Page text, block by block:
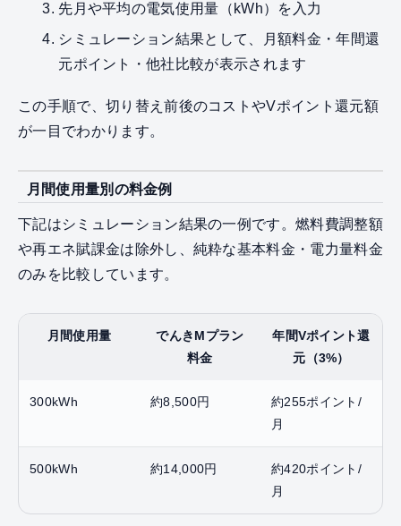
先月や平均の電気使用量（kWh）を入力
シミュレーション結果として、月額料金・年間還
元ポイント・他社比較が表示されます
この手順で、切り替え前後のコストやVポイント還元額
が一目でわかります。
月間使用量別の料金例
下記はシミュレーション結果の一例です。燃料費調整額
や再エネ賦課金は除外し、純粋な基本料金・電力量料金
のみを比較しています。
月間使用量
でんきMプラン
料金
年間Vポイント還
元（3%）
300kWh 約8,500円
約255ポイント/
月
500kWh 約14,000円
約420ポイント/
月